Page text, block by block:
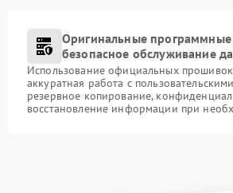
Оригинальные
безопасное обслуживание
Использование официальных
аккуратная работа с
резервное копирование,
восстановление информации при